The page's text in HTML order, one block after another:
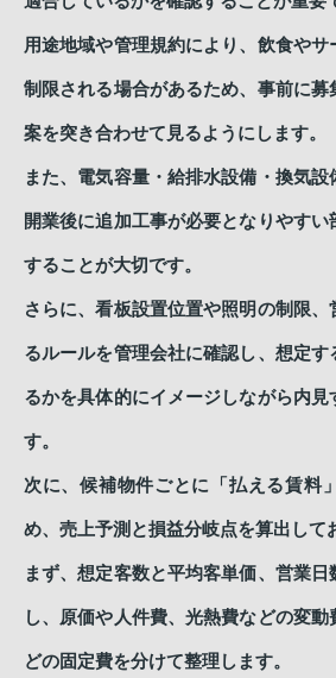
用途地域や管理規約により、飲食や
制限される場合があるため、事前に募
案を突き合わせて見るようにします。
また、電気容量・給排水設備・換気設
開業後に追加工事が必要となりやすい
することが大切です。
さらに、看板設置位置や照明の制限
るルールを管理会社に確認し、想定す
るかを具体的にイメージしながら内見
す。
次に、候補物件ごとに「払える賃料
め、売上予測と損益分岐点を算出して
まず、想定客数と平均客単価、営業
し、原価や人件費、光熱費などの変
どの固定費を分けて整理します。